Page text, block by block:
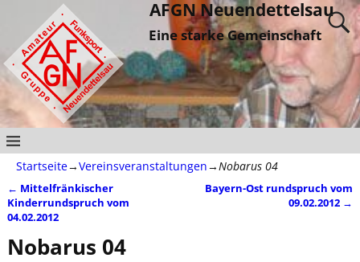
AFGN Neuendettelsau
Eine starke Gemeinschaft
Startseite→Vereinsveranstaltungen→Nobarus 04
Artikelnavigation
← Mittelfränkischer
Kinderrundspruch vom
04.02.2012
Bayern-Ost rundspruch vom
09.02.2012 →
Nobarus 04